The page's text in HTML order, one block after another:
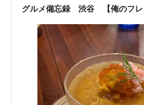
１０年位開けなかったんじゃなかろう
グルメ備忘録 渋谷 【俺のフレ